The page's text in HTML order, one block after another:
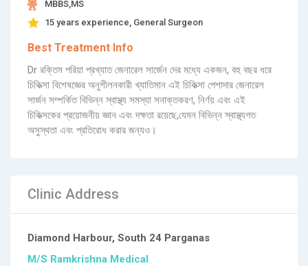
MBBS,MS
15 years experience, General Surgeon
Best Treatment Info
Dr রক্তিম পরিয়া প্রখ্যাত জেনারেল সার্জেন দের মধ্যে একজন, বহু বছর ধরে
চিকিত্সা বিশেষজ্ঞের অনুশীলনকারী খ্যাতিমান এই চিকিত্সা পেশাদার জেনারেল
সার্জন সম্পর্কিত বিভিন্ন স্বাস্থ্য সমস্যা সনাক্তকরণ, নির্ণয় এবং এই
চিকিত্সকের প্রয়োজনীয় জ্ঞান এবং দক্ষতা রয়েছে,যেমন বিভিন্ন স্বাস্থ্যগত
অসুস্থতা এবং প্রতিরোধ করার জন্যও।
Clinic Address
Diamond Harbour, South 24 Parganas
M/S Ramkrishna Medical